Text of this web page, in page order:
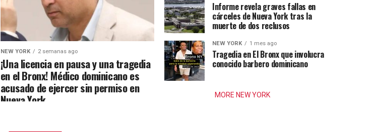
NEW YORK 2 semanas ago
¡Una licencia en pausa y una tragedia
en el Bronx! Médico dominicano es
acusado de ejercer sin permiso en
Nueva York
Informe revela graves fallas en
cárceles de Nueva York tras la
muerte de dos reclusos
NEW YORK 1 mes ago
Tragedia en El Bronx que involucra
conocido barbero dominicano
MORE NEW YORK